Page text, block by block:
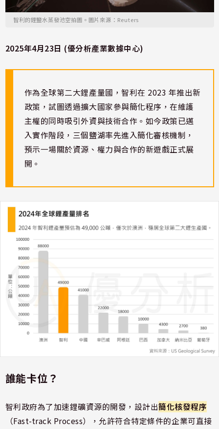
智利的鋰鹽水蒸發池空拍圖。圖片來源：Reuters
2025年4月23日 (優分析產業數據中心)
作為全球第二大鋰產量國，智利在 2023 年推出新
政策，試圖透過擴大國家參與簡化程序，在維護
主權的同時吸引外資與技術合作。如今政策已邁
入實作階段，三個鹽湖率先進入簡化審核機制，
預示一場關於資源、權力與合作的新遊戲正式展
開。
誰能卡位？
智利政府為了加速鋰礦資源的開發，設計出簡化核發程序
（Fast-track Process），允許符合特定條件的企業可直接